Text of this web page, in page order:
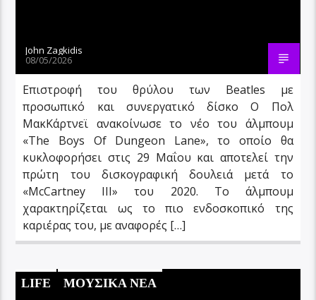
John Zagkidis
08/05/2026
Επιστροφή του θρύλου των Beatles με
προσωπικό και συνεργατικό δίσκο Ο Πολ
ΜακΚάρτνεϊ ανακοίνωσε το νέο του άλμπουμ
«The Boys Of Dungeon Lane», το οποίο θα
κυκλοφορήσει στις 29 Μαΐου και αποτελεί την
πρώτη του δισκογραφική δουλειά μετά το
«McCartney III» του 2020. Το άλμπουμ
χαρακτηρίζεται ως το πιο ενδοσκοπικό της
καριέρας του, με αναφορές […]
LIFE ΜΟΥΣΙΚΑ ΝΕΑ